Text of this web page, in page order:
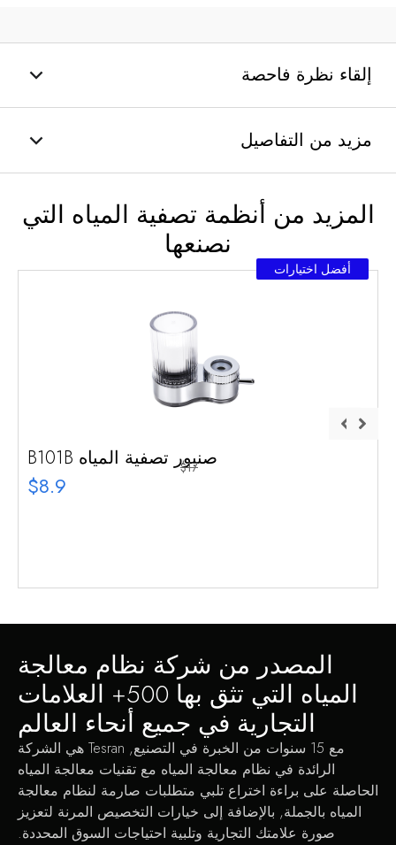
إلقاء نظرة فاحصة
مزيد من التفاصيل
المزيد من أنظمة تصفية المياه التي
نصنعها
أفضل اختيارات
صنبور تصفية المياه B101B
$8.9
$17
المصدر من شركة نظام معالجة
المياه التي تثق بها 500+ العلامات
التجارية في جميع أنحاء العالم
مع 15 سنوات من الخبرة في التصنيع, Tesran هي الشركة
الرائدة في نظام معالجة المياه مع تقنيات معالجة المياه
الحاصلة على براءة اختراع تلبي متطلبات صارمة لنظام معالجة
المياه بالجملة, بالإضافة إلى خيارات التخصيص المرنة لتعزيز
صورة علامتك التجارية وتلبية احتياجات السوق المحددة.